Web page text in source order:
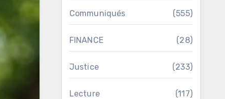
Communiqués (555)
FINANCE (28)
Justice (233)
Lecture (117)